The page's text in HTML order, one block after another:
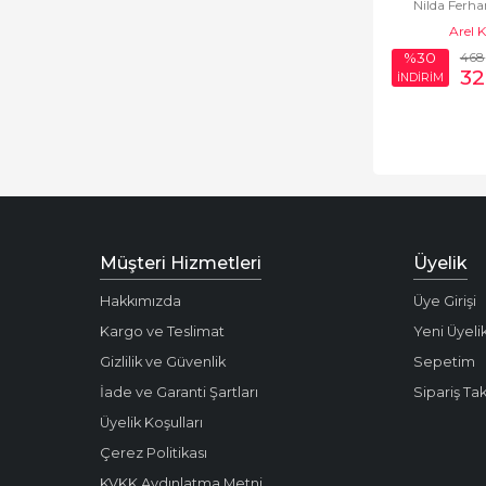
Nilda
Arel
%30
İNDİRİM
468
Müşteri Hizmetleri
Hakkımızda
Kargo ve Teslimat
Gizlilik ve Güvenlik
İade ve Garanti Şartları
Üyelik Koşulları
Çerez Politikası
Üyelik
Üye Girişi
Yeni
Sepetim
Sipariş